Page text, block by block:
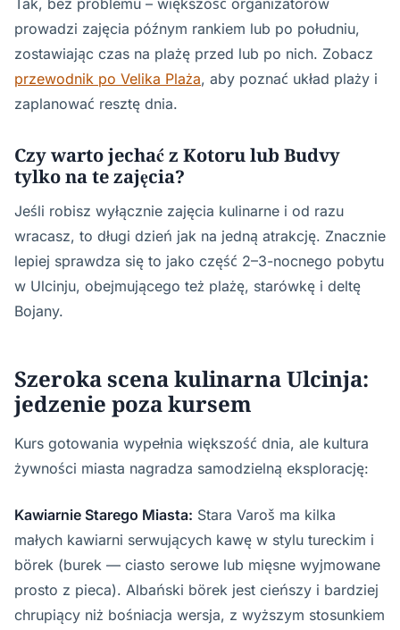
Tak, bez problemu – większość organizatorów
prowadzi zajęcia późnym rankiem lub po południu,
zostawiając czas na plażę przed lub po nich. Zobacz
przewodnik po Velika Plaża, aby poznać układ plaży i
zaplanować resztę dnia.
Czy warto jechać z Kotoru lub Budvy
tylko na te zajęcia?
Jeśli robisz wyłącznie zajęcia kulinarne i od razu
wracasz, to długi dzień jak na jedną atrakcję. Znacznie
lepiej sprawdza się to jako część 2–3-nocnego pobytu
w Ulcinju, obejmującego też plażę, starówkę i deltę
Bojany.
Szeroka scena kulinarna Ulcinja:
jedzenie poza kursem
Kurs gotowania wypełnia większość dnia, ale kultura
żywności miasta nagradza samodzielną eksplorację:
Kawiarnie Starego Miasta: Stara Varoš ma kilka
małych kawiarni serwujących kawę w stylu tureckim i
börek (burek — ciasto serowe lub mięsne wyjmowane
prosto z pieca). Albański börek jest cieńszy i bardziej
chrupiący niż bośniacja wersja, z wyższym stosunkiem